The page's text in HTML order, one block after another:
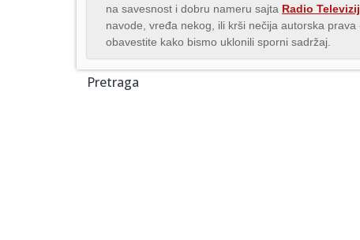
na savesnost i dobru nameru sajta Radio
navode, vređa nekog, ili krši nečija autorska
obavestite kako bismo uklonili sporni sadržaj.
Pretraga